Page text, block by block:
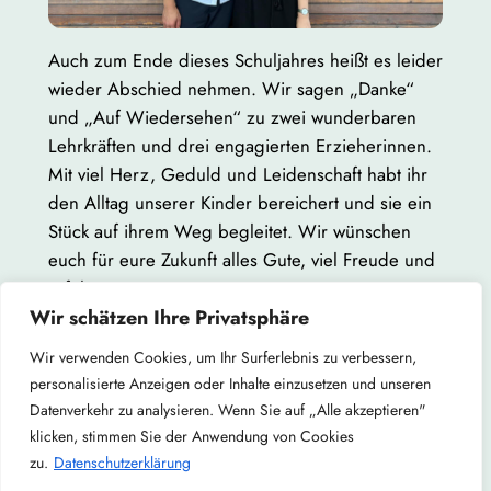
Wir schätzen Ihre Privatsphäre
Wir verwenden Cookies, um Ihr Surferlebnis zu verbessern,
personalisierte Anzeigen oder Inhalte einzusetzen und unseren
Datenverkehr zu analysieren. Wenn Sie auf „Alle akzeptieren"
klicken, stimmen Sie der Anwendung von Cookies
zu. Datenschutzerklärung
Auch zum Ende dieses Schuljahres heißt es leider
wieder Abschied nehmen. Wir sagen „Danke“
und „Auf Wiedersehen“ zu zwei wunderbaren
Lehrkräften und drei engagierten Erzieherinnen.
Mit viel Herz, Geduld und Leidenschaft habt ihr
den Alltag unserer Kinder bereichert und sie ein
Stück auf ihrem Weg begleitet. Wir wünschen
euch für eure Zukunft alles Gute, viel Freude und
Erfolg!
Auf ein Wiedersehen: Frau Sprenger, Herr
Hartwig, Frau Wilke, Frau Zernecke, Frau Litau
und Herr Heizmann.